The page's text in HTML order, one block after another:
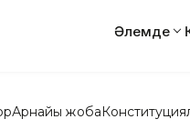
Әлемде
Арнайы жоба